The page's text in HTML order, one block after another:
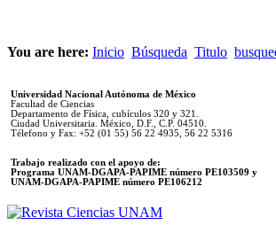
You are here: Inicio Búsqueda Titulo
Universidad Nacional Autónoma de México
Facultad de Ciencias
Departamento de Física, cubículos 320 y 321.
Ciudad Universitaria. México, D.F., C.P. 04510.
Télefono y Fax: +52 (01 55) 56 22 4935, 56 22 5316
Trabajo realizado con el apoyo de:
Programa UNAM-DGAPA-PAPIME número PE103509 y
UNAM-DGAPA-PAPIME número PE106212